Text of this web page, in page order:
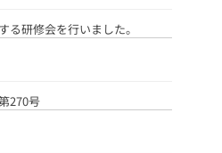
る研修会を行いました。
270号